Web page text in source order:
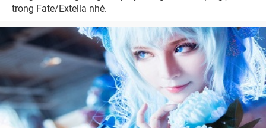
trong Fate/Extella nhé.